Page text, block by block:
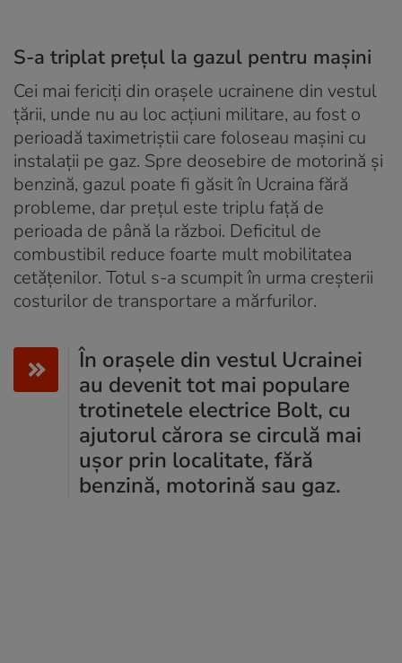
S-a triplat prețul la gazul pentru mașini
Cei mai fericiți din orașele ucrainene din vestul
țării, unde nu au loc acțiuni militare, au fost o
perioadă taximetriștii care foloseau mașini cu
instalații pe gaz. Spre deosebire de motorină și
benzină, gazul poate fi găsit în Ucraina fără
probleme, dar prețul este triplu față de
perioada de până la război. Deficitul de
combustibil reduce foarte mult mobilitatea
cetățenilor. Totul s-a scumpit în urma creșterii
costurilor de transportare a mărfurilor.
În orașele din vestul Ucrainei
au devenit tot mai populare
trotinetele electrice Bolt, cu
ajutorul cărora se circulă mai
ușor prin localitate, fără
benzină, motorină sau gaz.